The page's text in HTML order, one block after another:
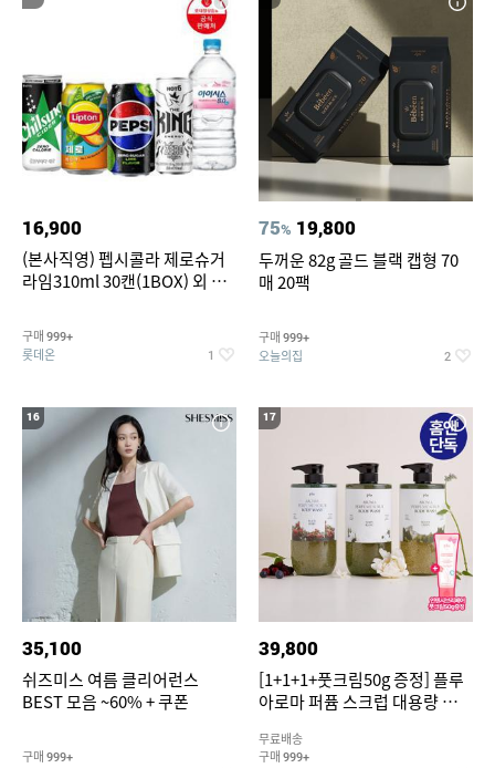
16,900
(본사직영) 펩시콜라 제로슈거
라임310ml 30캔(1BOX) 외 롯
구매 999+
롯데온 1
75% 19,800
두꺼운 82g 골드 블랙 캡형 70
매 20팩
구매 999+
오늘의집 2
16
35,100
쉬즈미스 여름 클리어런스
BEST 모음 ~60% + 쿠폰
구매 999+
17
39,800
[1+1+1+풋크림50g 증정] 플루
아로마 퍼퓸 스크럽 대용량 바디
무료배송
구매 999+